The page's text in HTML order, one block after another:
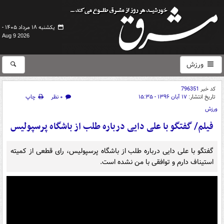
یکشنبه ۱۸ مرداد ۱۴۰۵ -
Aug 9 2026
ورزش
کد خبر 796351
تاریخ انتشار: ۱۷ آبان ۱۳۹۶ - ۱۵:۳۵ ۰ نظر
چاپ
ورزش
فیلم/ گفتگو با علی دایی درباره طلب از باشگاه پرسپولیس
گفتگو با علی دایی درباره طلب از باشگاه پرسپولیس، رای قطعی از کمیته
استیناف دارم و توافقی با من نشده است.